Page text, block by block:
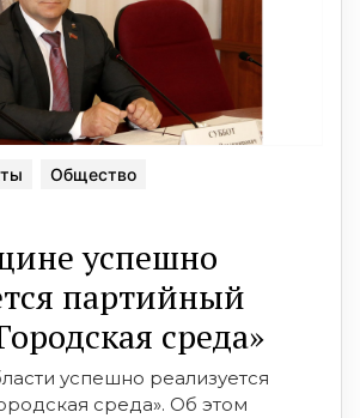
Общество
успешно
партийный
среда»
успешно реализуется
среда». Об этом